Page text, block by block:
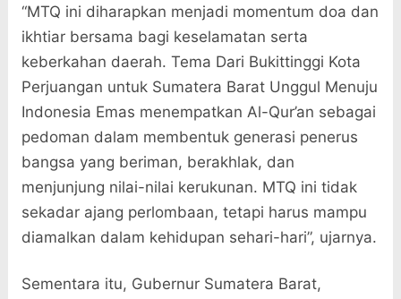
“MTQ ini diharapkan menjadi momentum doa dan
ikhtiar bersama bagi keselamatan serta
keberkahan daerah. Tema Dari Bukittinggi Kota
Perjuangan untuk Sumatera Barat Unggul Menuju
Indonesia Emas menempatkan Al-Qur’an sebagai
pedoman dalam membentuk generasi penerus
bangsa yang beriman, berakhlak, dan
menjunjung nilai-nilai kerukunan. MTQ ini tidak
sekadar ajang perlombaan, tetapi harus mampu
diamalkan dalam kehidupan sehari-hari”, ujarnya.
Sementara itu, Gubernur Sumatera Barat,